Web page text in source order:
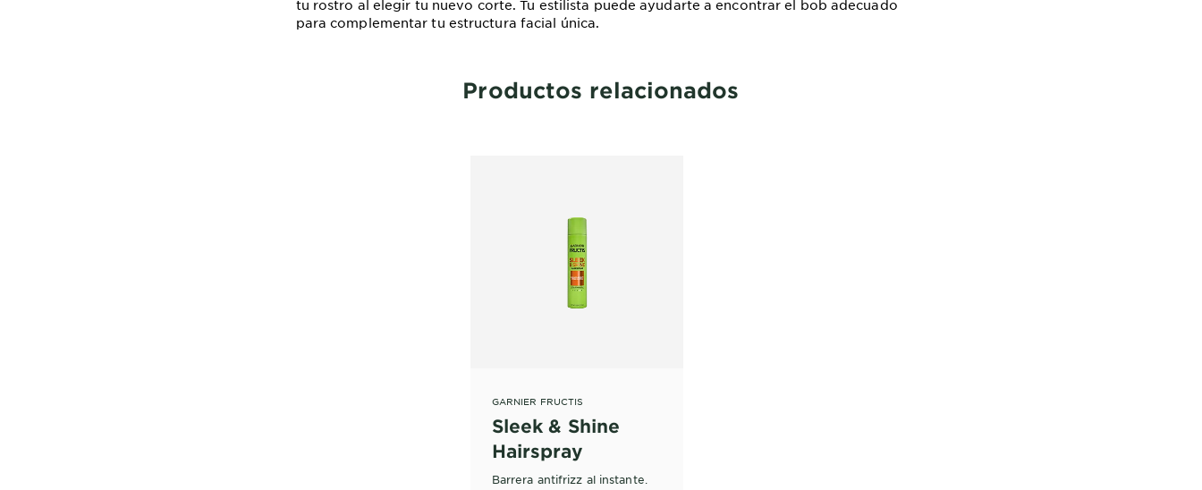
tu rostro al elegir tu nuevo corte. Tu estilista puede ayudarte a encontrar el bob adecuado
para complementar tu estructura facial única.
Productos relacionados
GARNIER FRUCTIS
Sleek & Shine
Hairspray
Barrera antifrizz al instante.